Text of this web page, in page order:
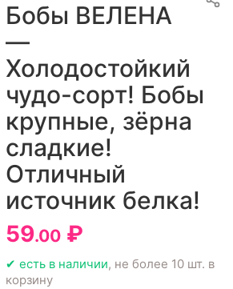
Бобы ВЕЛЕНА
—
Холодостойкий
чудо-сорт! Бобы
крупные, зёрна
сладкие!
Отличный
источник белка!
59.00 ₽
✔ есть в наличии, не более 10 шт. в
корзину